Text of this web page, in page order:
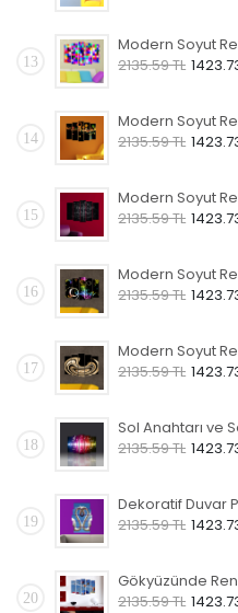
13
2135.59 TL
14
2135.59 TL
15
2135.59 TL
16
2135.59 TL
17
2135.59 TL
18
2135.59 TL
19
Dekoratif Duvar
2135.59 TL
20
2135.59 TL